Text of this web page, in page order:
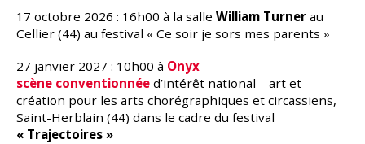
17 octobre 2026 : 16h00 à la salle William Turner au
Cellier (44) au festival « Ce soir je sors mes parents »
27 janvier 2027 : 10h00 à Onyx
scène conventionnée d’intérêt national – art et
création pour les arts chorégraphiques et circassiens,
Saint-Herblain (44) dans le cadre du festival
« Trajectoires »